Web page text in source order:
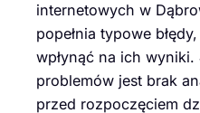
internetowych w
popełnia typowe
wpłynąć na ich
problemów jest brak
przed rozpoczęciem